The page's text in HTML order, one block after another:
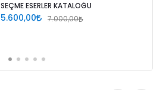
SEÇME ESERLER KATALOĞU
5.600,00 7.000,00